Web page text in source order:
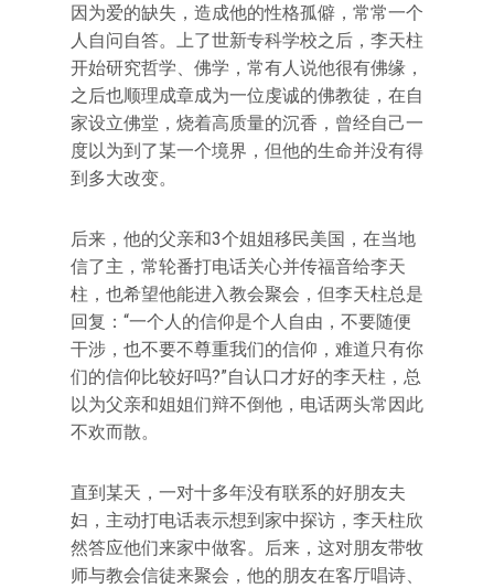
因为爱的缺失，造成他的性格孤僻，常常一个
人自问自答。上了世新专科学校之后，李天柱
开始研究哲学、佛学，常有人说他很有佛缘，
之后也顺理成章成为一位虔诚的佛教徒，在自
家设立佛堂，烧着高质量的沉香，曾经自己一
度以为到了某一个境界，但他的生命并没有得
到多大改变。
后来，他的父亲和3个姐姐移民美国，在当地
信了主，常轮番打电话关心并传福音给李天
柱，也希望他能进入教会聚会，但李天柱总是
回复：“一个人的信仰是个人自由，不要随便
干涉，也不要不尊重我们的信仰，难道只有你
们的信仰比较好吗?”自认口才好的李天柱，总
以为父亲和姐姐们辩不倒他，电话两头常因此
不欢而散。
直到某天，一对十多年没有联系的好朋友夫
妇，主动打电话表示想到家中探访，李天柱欣
然答应他们来家中做客。后来，这对朋友带牧
师与教会信徒来聚会，他的朋友在客厅唱诗、